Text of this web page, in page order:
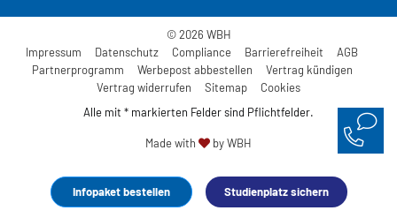
Infopaket bestellen Studienplatz sichern
© 2026 WBH
Impressum
Datenschutz Compliance Barrierefreiheit
AGB
Partnerprogramm
Werbepost abbestellen
Vertrag kündigen
Vertrag widerrufen
Sitemap
Cookies
Alle mit * markierten Felder sind Pflichtfelder.
Made with by WBH